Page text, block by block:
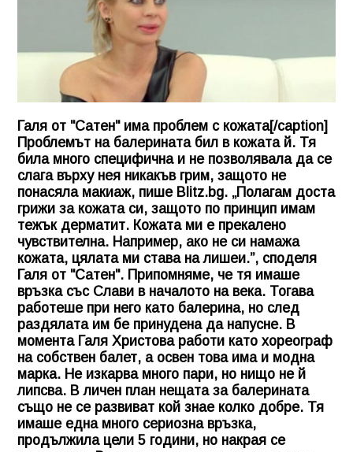
Галя от "Сатен" има проблем с кожата[/caption]
Проблемът на балерината бил в кожата й. Тя
била много специфична и не позволявала да се
слага върху нея никакъв грим, защото не
понасяла макиаж, пише Blitz.bg. „Полагам доста
грижи за кожата си, защото по принцип имам
тежък дерматит. Кожата ми е прекалено
чувствителна. Например, ако не си намажа
кожата, цялата ми става на лишеи.”, споделя
Галя от "Сатен". Припомняме, че тя имаше
връзка със Слави в началото на века. Тогава
работеше при него като балерина, но след
раздялата им бе принудена да напусне. В
момента Галя Христова работи като хореограф
на собствен балет, а освен това има и модна
марка. Не изкарва много пари, но нищо не й
липсва. В личен план нещата за балерината
също не се развиват кой знае колко добре. Тя
имаше една много сериозна връзка,
продължила цели 5 години, но накрая се